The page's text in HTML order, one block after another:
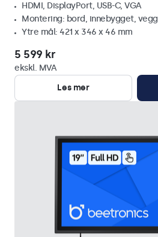
HDMI, DisplayPort, USB-C, VGA
Montering: bord, innebygget, vegg
Ytre mål: 421 x 346 x 46 mm
5 599 kr
ekskl. MVA
Les mer